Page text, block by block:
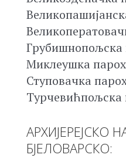
Грубишнопољска
Миклеушка
Ступовачка
Турчевићпољска
АРХИЈЕРЕЈСКО
БЈЕЛОВАРСКО: